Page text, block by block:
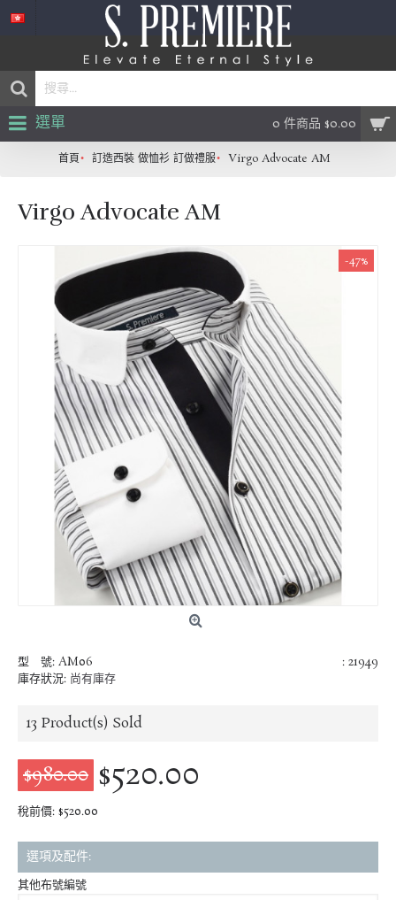
0 件商品 $0.00
選單
首頁 訂造西裝 做恤衫 訂做禮服 Virgo Advocate AM
Virgo Advocate AM
-47%
: 21949
型 號: AM06
庫存狀況: 尚有庫存
13 Product(s) Sold
$980.00 $520.00
稅前價: $520.00
選項及配件:
其他布號編號